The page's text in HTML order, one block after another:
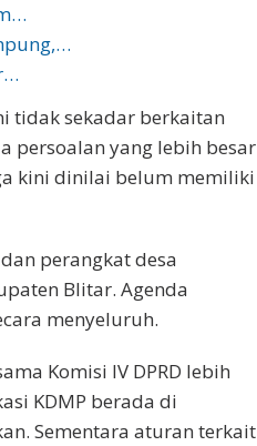
tidak sekadar berkaitan
persoalan yang lebih besar
kini dinilai belum memiliki
perangkat desa
Blitar. Agenda
menyeluruh.
Komisi IV DPRD lebih
KDMP berada di
Sementara aturan terkait